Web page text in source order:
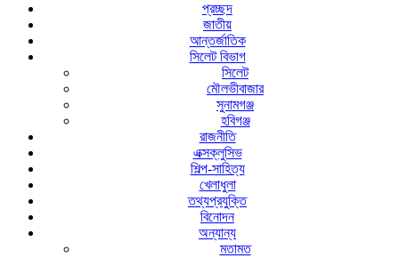
প্রচ্ছদ
জাতীয়
আন্তর্জাতিক
সিলেট বিভাগ
সিলেট
মৌলভীবাজার
সুনামগঞ্জ
হবিগঞ্জ
রাজনীতি
এক্সক্লুসিভ
শিল্প-সাহিত্য
খেলাধুলা
তথ্যপ্রযুক্তি
বিনোদন
অন্যান্য
মতামত